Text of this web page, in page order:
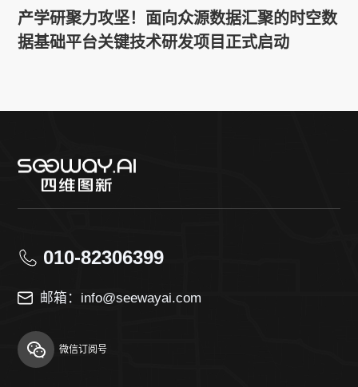
产学研聚力攻坚！面向众源数据汇聚的时空数
据基础平台关键技术研发项目正式启动
010-82306399
邮箱：info@seewayai.com
微信订阅号